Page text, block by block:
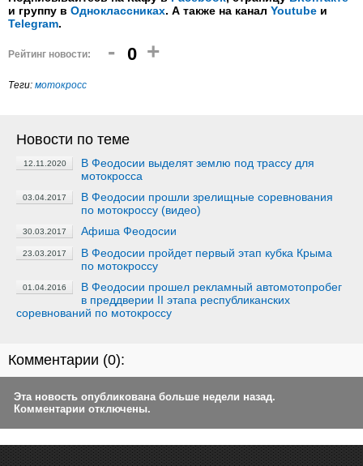
и группу в Одноклассниках. А также на канал Youtube и
Telegram.
Рейтинг новости: - 0 +
Теги: мотокросс
Новости по теме
12.11.2020
В Феодосии выделят землю под трассу для
мотокросса
03.04.2017
В Феодосии прошли зрелищные соревнования
по мотокроссу (видео)
30.03.2017 Афиша Феодосии
23.03.2017
В Феодосии пройдет первый этап кубка Крыма
по мотокроссу
01.04.2016
В Феодосии прошел рекламный автомотопробег
в преддверии II этапа республиканских
соревнований по мотокроссу
Комментарии (0):
Эта новость опубликована больше недели назад.
Комментарии отключены.